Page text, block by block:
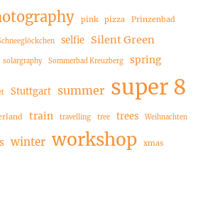
pink pizza Prinzenbad
selfie Silent Green
solargraphy Sommerbad Kreuzberg spring
Stuttgart summer super 8
train travelling tree trees Weihnachten
winter workshop xmas